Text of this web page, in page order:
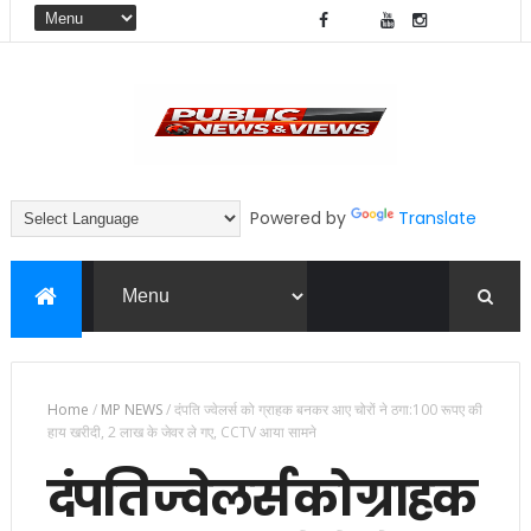
Powered by Translate
Home / MP NEWS/दंपति ज्वेलर्स को ग्राहक बनकर आए चोरों ने ठगा:100 रूपए की
हाय खरीदी, 2 लाख के जेवर ले गए, CCTV आया सामने
दंपति ज्वेलर्स को ग्राहक